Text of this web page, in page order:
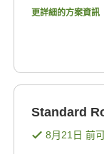
更詳細的方案資訊
Standard
8月21日 前